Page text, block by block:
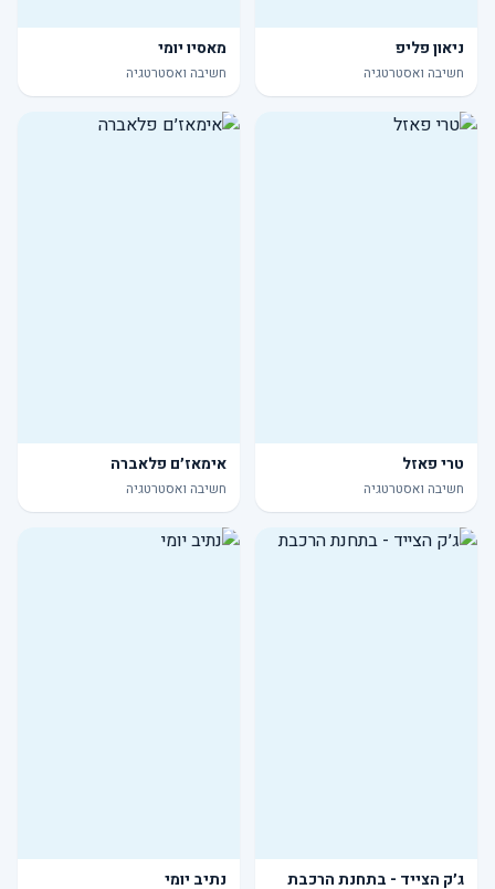
ניאון פליפ
חשיבה ואסטרטגיה
מאסיו יומי
חשיבה ואסטרטגיה
טרי פאזל
חשיבה ואסטרטגיה
אימאז׳ם פלאברה
חשיבה ואסטרטגיה
ג׳ק הצייד - בתחנת הרכבת נתיב יומי